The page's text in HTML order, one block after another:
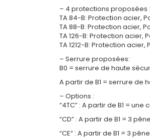
– 4 protections proposées :
TA 84-B: Protection acier,
TA 88-B: Protection acier,
TA 126-B: Protection acier,
TA 1212-B: Protection
– Serrure proposées:
B0 = serrure de haute
A partir de B1 = serrure de
– Options :
“4TC” : A partir de B1 =
“CD” : A partir de B1 = 3
“CE” : A partir de B1 = 3